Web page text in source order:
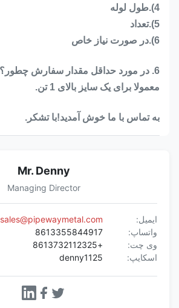
4).طول لوله
5).تعداد
6).در صورت نیاز خاص
6. در مورد حداقل مقدار سفارش چطور؟
معمولا برای یک سایز بالای 1 تن.
به تماس با ما خوش آمدید!با تشکر.
Mr. Denny
Managing Director
ایمیل:
sales@pipewaymetal.com
واتساپ:
8613355844917
وی چت:
+8613732112325
اسکایپ:
denny1125